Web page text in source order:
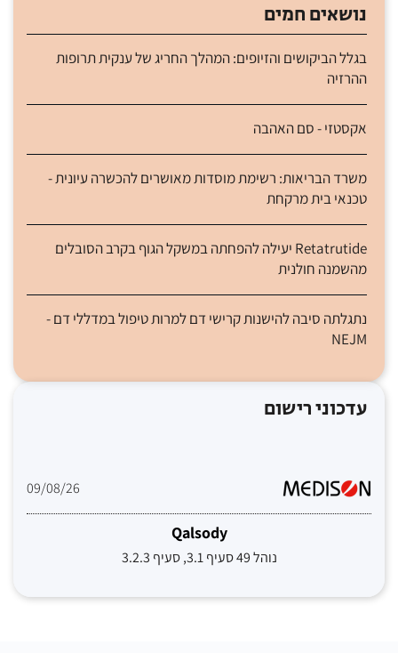
נושאים חמים
בגלל הביקושים והזיופים: המהלך החריג של ענקית תרופות
ההרזיה
אקסטזי - סם האהבה
משרד הבריאות: רשימת מוסדות מאושרים להכשרה עיונית -
טכנאי בית מרקחת
Retatrutide יעילה להפחתה במשקל הגוף בקרב הסובלים
מהשמנה חולנית
נתגלתה סיבה להישנות קרישי דם למרות טיפול במדללי דם -
NEJM
עדכוני רישום
09/08/26
Qalsody
נוהל 49 סעיף 3.1, סעיף 3.2.3